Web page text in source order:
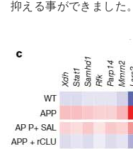
抑える事ができました。